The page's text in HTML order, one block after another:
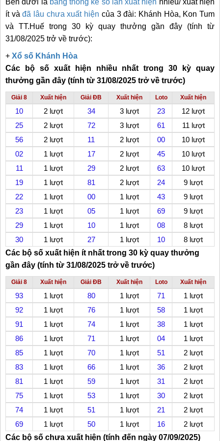
Bên dưới là bảng thống kê số lần xuất hiện nhiều/ xuất hiện
ít vàđã lâu chưa xuất hiện của 3 đài: Khánh Hòa, Kon Tum
và TT.Huế trong 30 kỳ quay thưởng gần đây (tính từ
31/08/2025 trở về trước):
+ Xổ số Khánh Hòa
Các bộ số xuất hiện nhiều nhất trong 30 kỳ quay
thưởng gần đây (tính từ 31/08/2025 trở về trước)
Giải 8 Xuất hiện Giải ĐB Xuất hiện Loto Xuất hiện
10 2 lượt 34 3 lượt 23
12 lượt
25
2 lượt 72 3 lượt 61
11 lượt
56
2 lượt 11 2 lượt 00
10 lượt
02
1 lượt 17 2 lượt 45
10 lượt
11
1 lượt 29 2 lượt 63
10 lượt
19
1 lượt 81 2 lượt 24
9 lượt
22
1 lượt 00 1 lượt 43
9 lượt
23
1 lượt 05 1 lượt 69
9 lượt
29
1 lượt 10 1 lượt 08
8 lượt
30
1 lượt 27 1 lượt 10
8 lượt
Các bộ số xuất hiện ít nhất trong 30 kỳ quay thưởng
gần đây (tính từ 31/08/2025 trở về trước)
Giải 8 Xuất hiện Giải ĐB Xuất hiện Loto Xuất hiện
93 1 lượt 80 1 lượt 71
1 lượt
92
1 lượt 76 1 lượt 58
1 lượt
91
1 lượt 74 1 lượt 38
1 lượt
86
1 lượt 71 1 lượt 04
1 lượt
85
1 lượt 70 1 lượt 51
2 lượt
83
1 lượt 66 1 lượt 36
2 lượt
81
1 lượt 59 1 lượt 31
2 lượt
75
1 lượt 53 1 lượt 30
2 lượt
74
1 lượt 51 1 lượt 21
2 lượt
69
1 lượt 50 1 lượt 16
2 lượt
Các bộ số chưa xuất hiện (tính đến ngày 07/09/2025)